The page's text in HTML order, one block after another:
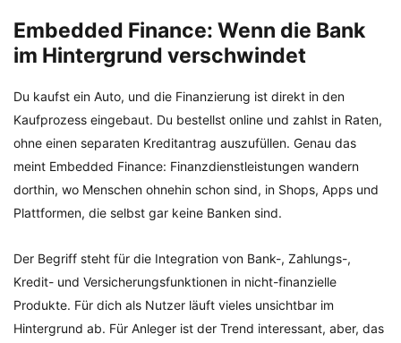
Embedded Finance: Wenn die Bank
im Hintergrund verschwindet
Du kaufst ein Auto, und die Finanzierung ist direkt in den
Kaufprozess eingebaut. Du bestellst online und zahlst in Raten,
ohne einen separaten Kreditantrag auszufüllen. Genau das
meint Embedded Finance: Finanzdienstleistungen wandern
dorthin, wo Menschen ohnehin schon sind, in Shops, Apps und
Plattformen, die selbst gar keine Banken sind.
Der Begriff steht für die Integration von Bank-, Zahlungs-,
Kredit- und Versicherungsfunktionen in nicht-finanzielle
Produkte. Für dich als Nutzer läuft vieles unsichtbar im
Hintergrund ab. Für Anleger ist der Trend interessant, aber, das